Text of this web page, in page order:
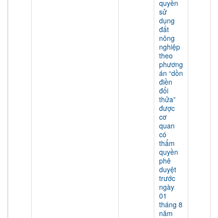
quyền
sử
dụng
đất
nông
nghiệp
theo
phương
án “dồn
điền
đổi
thửa”
được
cơ
quan
có
thẩm
quyền
phê
duyệt
trước
ngày
01
tháng 8
năm